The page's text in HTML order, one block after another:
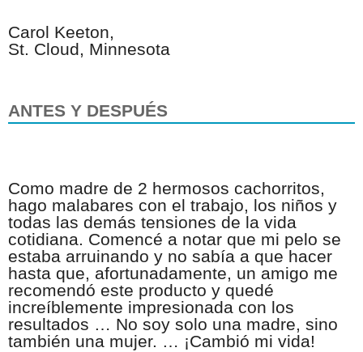
Carol Keeton,
St. Cloud, Minnesota
ANTES Y DESPUÉS
Como madre de 2 hermosos cachorritos,
hago malabares con el trabajo, los niños y
todas las demás tensiones de la vida
cotidiana. Comencé a notar que mi pelo se
estaba arruinando y no sabía a que hacer
hasta que, afortunadamente, un amigo me
recomendó este producto y quedé
increíblemente impresionada con los
resultados … No soy solo una madre, sino
también una mujer. … ¡Cambió mi vida!